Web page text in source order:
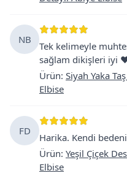
NB
Tek kelimeyle
sağlam dikişleri iyi
Ürün: Siyah Yaka
Elbise
FD
Harika. Kendi
Ürün: Yeşil Çiçek
Elbise